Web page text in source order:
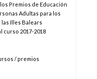
Premios de Educación
Adultas para los
las Illes Balears
2017-2018
/ premios